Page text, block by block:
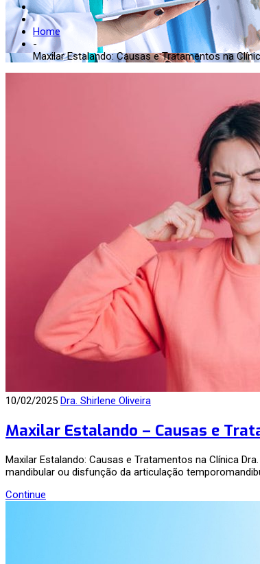
Home
-
Maxilar Estalando: Causas e Tratamentos na
10/02/2025 Dra. Shirlene Oliveira
Maxilar Estalando – Causas e
Maxilar Estalando: Causas e Tratamentos na Clínica
mandibular ou disfunção da articulação
Continue